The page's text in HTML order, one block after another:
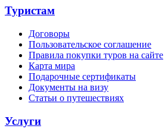
Туристам
Договоры
Пользовательское соглашение
Правила покупки туров на сайте
Карта мира
Подарочные сертификаты
Документы на визу
Статьи о путешествиях
Услуги